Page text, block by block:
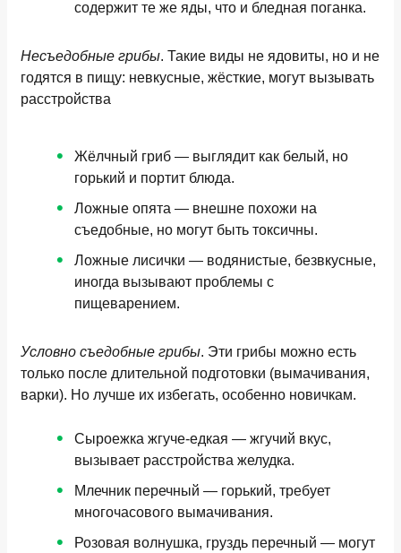
содержит те же яды, что и бледная поганка.
Несъедобные грибы. Такие виды не ядовиты, но и не
годятся в пищу: невкусные, жёсткие, могут вызывать
расстройства
Жёлчный гриб — выглядит как белый, но
горький и портит блюда.
Ложные опята — внешне похожи на
съедобные, но могут быть токсичны.
Ложные лисички — водянистые, безвкусные,
иногда вызывают проблемы с
пищеварением.
Условно съедобные грибы. Эти грибы можно есть
только после длительной подготовки (вымачивания,
варки). Но лучше их избегать, особенно новичкам.
Сыроежка жгуче-едкая — жгучий вкус,
вызывает расстройства желудка.
Млечник перечный — горький, требует
многочасового вымачивания.
Розовая волнушка, груздь перечный — могут